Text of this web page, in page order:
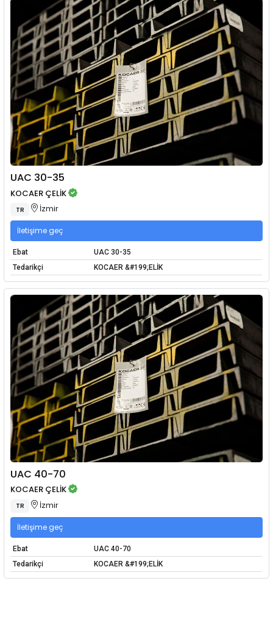
UAC 30-35
KOCAER ÇELİK
TR İzmir
İletişime geç
Ebat
UAC 30-35
Tedarikçi
KOCAER &#199;ELİK
UAC 40-70
KOCAER ÇELİK
TR İzmir
İletişime geç
Ebat
UAC 40-70
Tedarikçi
KOCAER &#199;ELİK